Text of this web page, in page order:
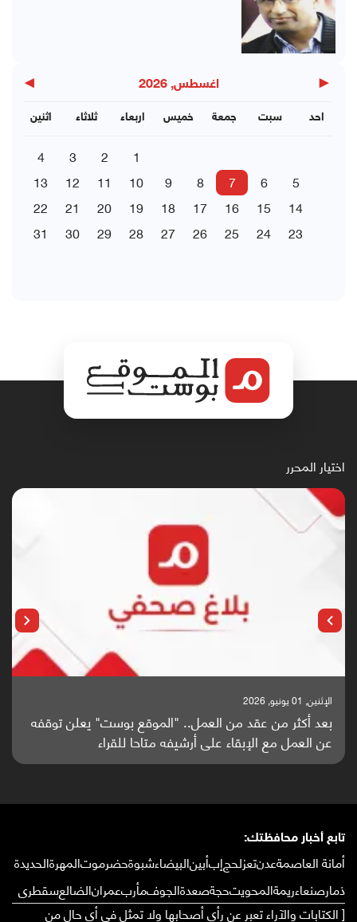
◀ اغسطس, 2026 ▶
اثنين ثلاثاء اربعاء خميس جمعة سبت احد
1
2
3
4
5
6
7
8
9
10
11
12
13
14
15
16
17
18
19
20
21
22
23
24
25
26
27
28
29
30
31
اختيار المحرر
الإثنين, 25 مايو, 2026
باحثون من اليمن يدخلون سباق أبحاث ألزهايمر بدراسة
واعدة منشورة عالميا (ترجمة)
تابع أخبار محافظتك:
أمانة العاصمةعدنتعزلحجإبأبينالبيضاءشبوةحضرموتالمهرةالحديدة
ذمارصنعاءريمةالمحويتحجةصعدةالجوفمأربعمرانالضالعسقطرى
[ الكتابات والآراء تعبر عن رأي أصحابها ولا تمثل في أي حال من